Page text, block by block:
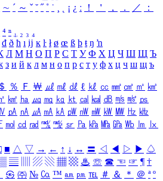
∼ ´ ～ ˇ ˘ ˝ ˚ ˙ ¸ ¡ ¿ ː ！ ＇ ， ． ／
：
⁴ ⁿ ₁ ₂ ₃ ₄
đ ð ħ ı ĳ ĸ ŀ ł ø œ ß þ ŧ ŋ ŉ
Л М Н О П Р С Т У Ф Х Ц Ч Ш Щ Ъ
з и й к л м н о п р с т у ф х ц ч ш щ ъ
＄ ％ Ｆ ￦ ㎕ ㎖ ㎗ ℓ ㎘ ㏄ ㎣ ㎤ ㎥ ㎦
㎢ ㏊ ㎍ ㎎ ㎏ ㏏ ㎈ ㎉ ㏈ ㎧ ㎨ ㎰
㎀ ㎁ ㎂ ㎃ ㎄ ㎺ ㎻ ㎽ ㎾ ㎿ ㎐ ㎑
㏖ ㏅ ㎭ ㎮ ㎯ ㏛ ㎩ ㎪ ㎫ ㎬ ㏝ ㏐
㏓
■ △ ▽ → ← ↑ ↓ ↔ 〓 ◁ ◀ ▷ ▶ ♤
▒ ▤ ▨ ▧ ▦ ▩ ♨ ☏ ☎ ☜ ☞ ¶ †
㉿ ㈜ № ㏇ ™ ㏂ ㏘ ℡ ＃ ＆ ＊ ＠ ª º